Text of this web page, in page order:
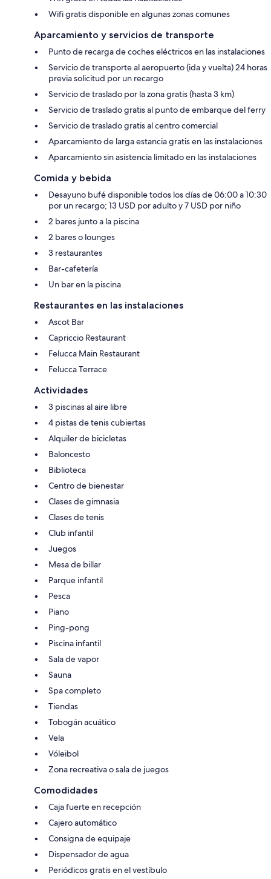
Wifi gratis disponible en algunas zonas comunes
Aparcamiento y servicios de transporte
Punto de recarga de coches eléctricos en las instalaciones
Servicio de transporte al aeropuerto (ida y vuelta) 24 horas
previa solicitud por un recargo
Servicio de traslado por la zona gratis (hasta 3 km)
Servicio de traslado gratis al punto de embarque del ferry
Servicio de traslado gratis al centro comercial
Aparcamiento de larga estancia gratis en las instalaciones
Aparcamiento sin asistencia limitado en las instalaciones
Comida y bebida
Desayuno bufé disponible todos los días de 06:00 a 10:30
por un recargo; 13 USD por adulto y 7 USD por niño
2 bares junto a la piscina
2 bares o lounges
3 restaurantes
Bar-cafetería
Un bar en la piscina
Restaurantes en las instalaciones
Ascot Bar
Capriccio Restaurant
Felucca Main Restaurant
Felucca Terrace
Actividades
3 piscinas al aire libre
4 pistas de tenis cubiertas
Alquiler de bicicletas
Baloncesto
Biblioteca
Centro de bienestar
Clases de gimnasia
Clases de tenis
Club infantil
Juegos
Mesa de billar
Parque infantil
Pesca
Piano
Ping-pong
Piscina infantil
Sala de vapor
Sauna
Spa completo
Tiendas
Tobogán acuático
Vela
Vóleibol
Zona recreativa o sala de juegos
Comodidades
Caja fuerte en recepción
Cajero automático
Consigna de equipaje
Dispensador de agua
Periódicos gratis en el vestíbulo